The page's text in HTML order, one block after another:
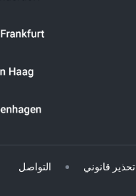
التواصل تحذير قانوني